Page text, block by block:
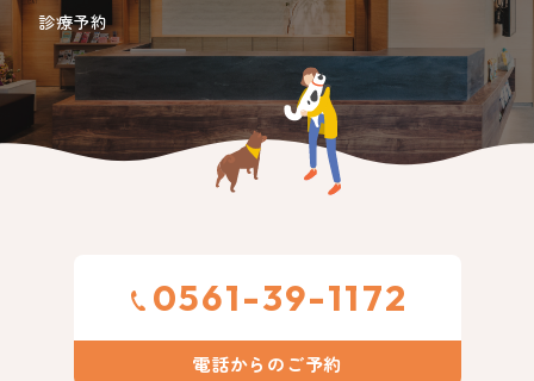
診療予約
0561-39-1172
電話からのご予約